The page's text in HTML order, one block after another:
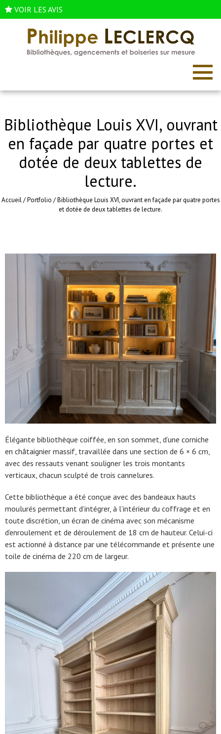
VOIR LES AVIS
Bibliothèque Louis XVI, ouvrant
en façade par quatre portes et
dotée de deux tablettes de
lecture.
Accueil/Portfolio /Bibliothèque Louis XVI, ouvrant en façade par quatre portes
et dotée de deux tablettes de lecture.
Élégante bibliothèque coiffée, en son sommet, d’une corniche
en châtaignier massif, travaillée dans une section de 6 × 6 cm,
avec des ressauts venant souligner les trois montants
verticaux, chacun sculpté de trois cannelures.
Cette bibliothèque a été conçue avec des bandeaux hauts
moulurés permettant d’intégrer, à l’intérieur du coffrage et en
toute discrétion, un écran de cinéma avec son mécanisme
d’enroulement et de déroulement de 18 cm de hauteur. Celui-ci
est actionné à distance par une télécommande et présente une
toile de cinéma de 220 cm de largeur.